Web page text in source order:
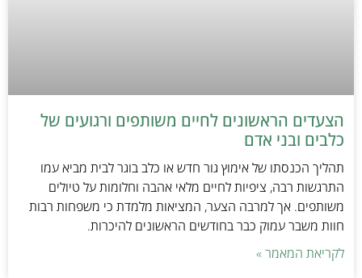
הצעדים הראשונים לחיים משותפים ורגועים של
כלבים ובני אדם
תהליך הכנסתו של אימוץ גור חדש או כלב בוגר לבית מביא עמו
התרגשות רבה, ציפיות לחיים מלאי אהבה וחלומות על טיולים
משותפים. אך למרבה הצער, המציאות מלמדת כי משפחות רבות
חוות משבר עמוק כבר בחודשים הראשונים להיכרות.
לקריאת המאמר »